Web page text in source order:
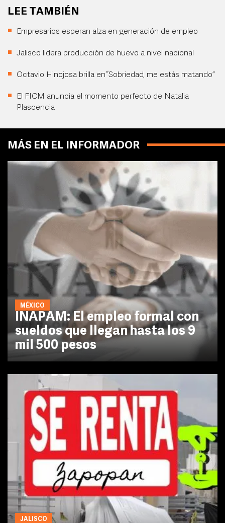
LEE TAMBIÉN
Empresarios esperan alza en generación de empleo
Jalisco lidera producción de huevo a nivel nacional
Octavio Hinojosa brilla en “Sobriedad, me estás matando”
El FICM anuncia el momento perfecto de Natalia
Plascencia
MÁS EN EL INFORMADOR
MÉXICO
INAPAM: El empleo formal con
sueldos que llegan hasta los 9
mil 500 pesos
JALISCO